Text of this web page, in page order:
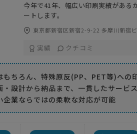
今年で41年、幅広い印刷実績がある
ートします。
東京都新宿区新宿2-9-22 多摩川新宿
実績 クチコミ
もちろん、特殊原反(PP、PET等)への
・設計から納品まで、一貫したサービ
企業ならではの柔軟な対応が可能